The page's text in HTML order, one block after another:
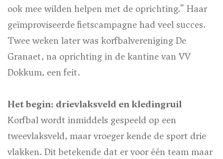
ook mee wilden helpen met de oprichting.” Haar
geïmproviseerde fietscampagne had veel succes.
Twee weken later was korfbalvereniging De
Granaet, na oprichting in de kantine van VV
Dokkum, een feit.
Het begin: drievlaksveld en kledingruil
Korfbal wordt inmiddels gespeeld op een
tweevlaksveld, maar vroeger kende de sport drie
vlakken. Dit betekende dat er voor één team maar